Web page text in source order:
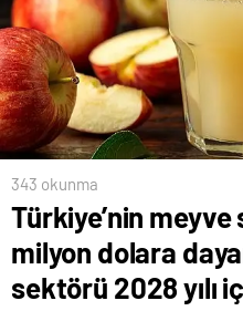
343 okunma
Türkiye’nin
milyon dolara
sektörü 2028 yılı